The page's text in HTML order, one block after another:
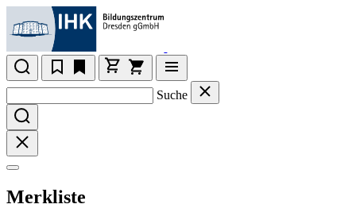
Suche
Merkliste